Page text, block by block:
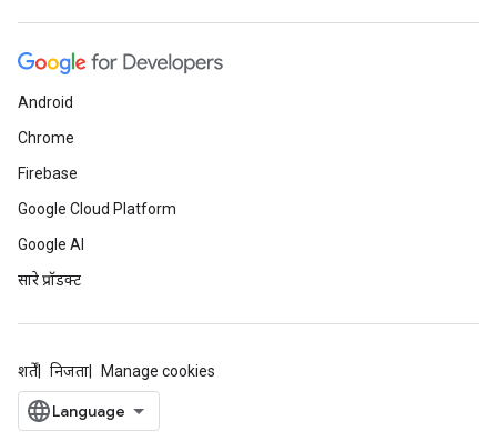
Android
Chrome
Firebase
Google Cloud Platform
Google AI
सारे प्रॉडक्ट
शर्तें निजता Manage cookies